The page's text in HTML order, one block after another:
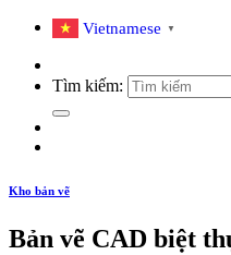
Vietnamese ▼
Tìm kiếm:
Kho bản vẽ
Bản vẽ CAD biệt